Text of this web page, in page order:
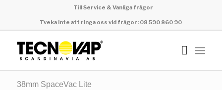
Till Service & Vanliga frågor
Tveka inte att ringa oss vid frågor: 08 590 860 90
38mm SpaceVac Lite